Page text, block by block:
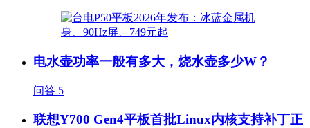
电水壶功率一般有多大，烧水壶多少W？
问答 5
联想Y700 Gen4平板首批Linux内核支持补丁正